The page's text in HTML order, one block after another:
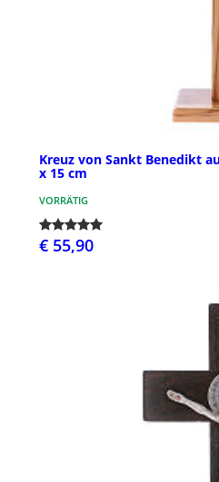
Kreuz von Sankt Benedikt
x 15 cm
VORRÄTIG
€ 55,90